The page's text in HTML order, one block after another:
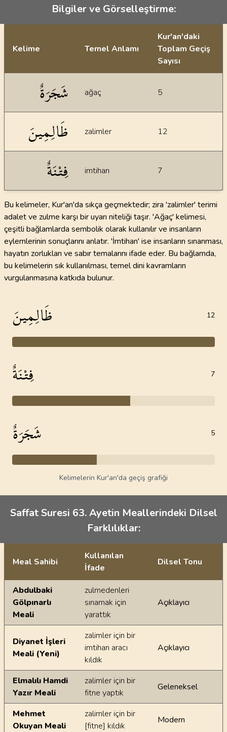
Bilgiler ve Görselleştirme:
Kelime Temel Anlamı
Kur'an'daki
Toplam Geçiş
Sayısı
شَجَرَةٌ ağaç 5
ظَالِمِينَ zalimler 12
فِتْنَةٌ imtihan 7
Bu kelimeler, Kur'an'da sıkça geçmektedir; zira 'zalimler' terimi
adalet ve zulme karşı bir uyarı niteliği taşır. 'Ağaç' kelimesi,
çeşitli bağlamlarda sembolik olarak kullanılır ve insanların
eylemlerinin sonuçlarını anlatır. 'İmtihan' ise insanların sınanması,
hayatın zorlukları ve sabır temalarını ifade eder. Bu bağlamda,
bu kelimelerin sık kullanılması, temel dini kavramların
vurgulanmasına katkıda bulunur.
ظَالِمِينَ 12
فِتْنَةٌ 7
شَجَرَةٌ 5
Kelimelerin Kur'an'da geçiş grafiği
Saffat Suresi 63. Ayetin Meallerindeki Dilsel
Farklılıklar:
Ayetin meallerindeki dilsel farklılıklar
Meal Sahibi
Kullanılan
İfade
Dilsel Tonu
Abdulbaki
Gölpınarlı
Meali
zulmedenleri
sınamak için
yarattık
Açıklayıcı
Diyanet İşleri
Meali (Yeni)
zalimler için bir
imtihan aracı
kıldık
Açıklayıcı
Elmalılı Hamdi
Yazır Meali
zalimler için bir
fitne yaptık
Geleneksel
Mehmet
Okuyan Meali
zalimler için bir
[fitne] kıldık
Modern